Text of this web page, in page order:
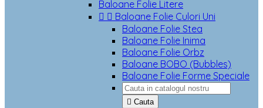
Baloane Folie Litere
  Baloane Folie Culori Uni
Baloane Folie Stea
Baloane Folie Inima
Baloane Folie Orbz
Baloane BOBO (Bubbles)
Baloane Folie Forme Speciale
 Cauta